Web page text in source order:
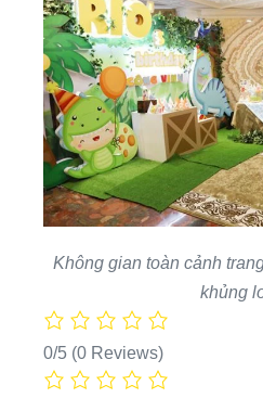
Không gian toàn cảnh
khủng
0/5 (0 Reviews)